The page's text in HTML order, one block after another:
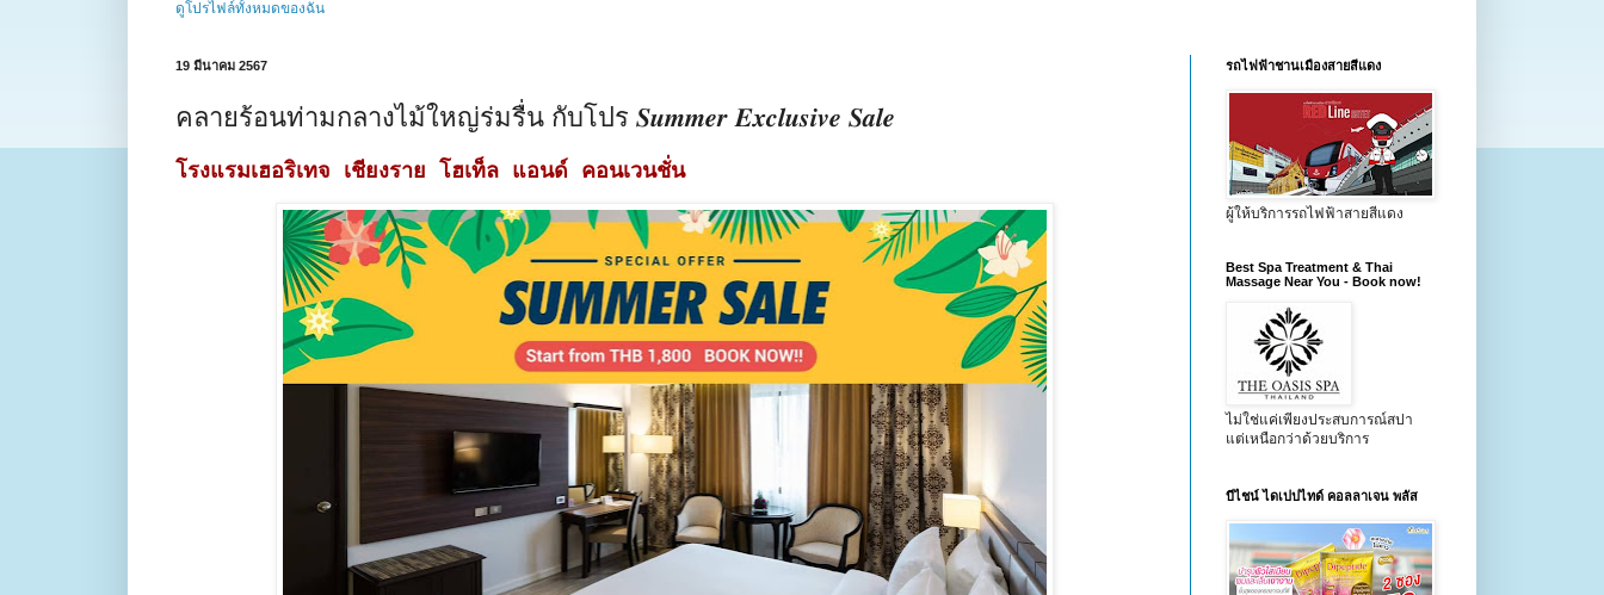
ดูโปรไฟล์ทั้งหมดของฉัน
19 มีนาคม 2567
คลายร้อนท่ามกลางไม้ใหญ่ร่มรื่น กับโปร 𝑺𝒖𝒎𝒎𝒆𝒓 𝑬𝒙𝒄𝒍𝒖𝒔𝒊𝒗𝒆 𝑺𝒂𝒍𝒆
โรงแรมเฮอริเทจ เชียงราย โฮเท็ล แอนด์ คอนเวนชั่น
รถไฟฟ้าชานเมืองสายสีแดง
ผู้ให้บริการรถไฟฟ้าสายสีแดง
Best Spa Treatment & Thai
Massage Near You - Book now!
ไม่ใช่แค่เพียงประสบการณ์สปา
แต่เหนือกว่าด้วยบริการ
บีไชน์ ไดเปปไทด์ คอลลาเจน พลัส